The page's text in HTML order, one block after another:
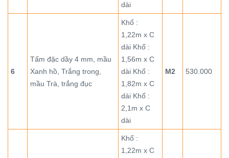
dài
6
Tấm đặc dầy 4 mm, mầu
Xanh hồ, Trắng trong,
mầu Trà, trắng đục
Khổ :
1,22m x C
dài Khổ :
1,56m x C
dài Khổ :
1,82m x C
dài Khổ :
2,1m x C
dài
M2 530.000
Khổ :
1,22m x C